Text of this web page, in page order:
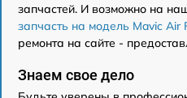
запчастей. И возможно на
запчасть на модель Mavic Air
ремонта на сайте -
Знаем свое дело